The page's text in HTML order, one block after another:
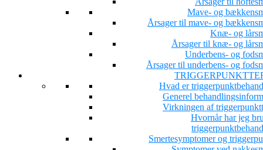
Mave- og
Årsager til mave- og
Knæ- og
Årsager til knæ- og
Underbens- og
Årsager til underbens- og
Hvad er
Generel
Virkningen af
Hvornår har jeg
Smertesymptomer og